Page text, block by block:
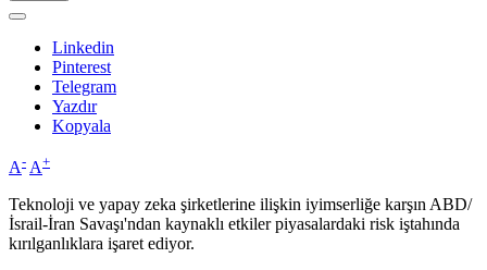
Linkedin
Pinterest
Telegram
Yazdır
Kopyala
A- A+
Teknoloji ve yapay zeka şirketlerine ilişkin iyimserliğe karşın ABD/
İsrail-İran Savaşı'ndan kaynaklı etkiler piyasalardaki risk iştahında
kırılganlıklara işaret ediyor.